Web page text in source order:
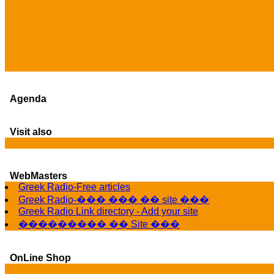
Agenda
Visit also
WebMasters
Greek Radio-Free articles
Greek Radio-��� ��� �� site ���
Greek Radio Link directory - Add your site
��������� �� Site ���
OnLine Shop